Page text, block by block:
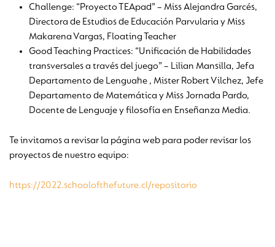
Challenge: “Proyecto TEApad” – Miss Alejandra Garcés,
Directora de Estudios de Educación Parvularia y Miss
Makarena Vargas, Floating Teacher
Good Teaching Practices: “Unificación de Habilidades
transversales a través del juego” – Lilian Mansilla, Jefa
Departamento de Lenguahe , Mister Robert Vilchez, Jefe
Departamento de Matemática y Miss Jornada Pardo,
Docente de Lenguaje y filosofía en Enseñanza Media.
Te invitamos a revisar la página web para poder revisar los
proyectos de nuestro equipo:
https://2022.schoolofthefuture.cl/repositorio